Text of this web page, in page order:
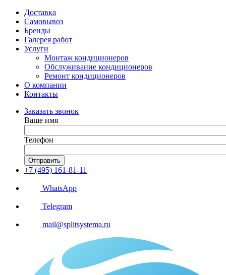
Доставка
Самовывоз
Бренды
Галерея работ
Услуги
Монтаж кондиционеров
Обслуживание кондиционеров
Ремонт кондиционеров
О компании
Контакты
Заказать звонок
Ваше имя
Телефон
Отправить
+7 (495) 161-81-11
WhatsApp
Telegram
mail@splitsystema.ru